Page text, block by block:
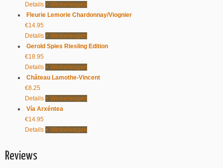
Details + Winkelwagen
Fleurie Lemorie Chardonnay/Viognier
€14.95
Details + Winkelwagen
Gerold Spies Riesling Edition
€18.95
Details + Winkelwagen
Château Lamothe-Vincent
€8.25
Details + Winkelwagen
Vía Arxéntea
€14.95
Details + Winkelwagen
Reviews